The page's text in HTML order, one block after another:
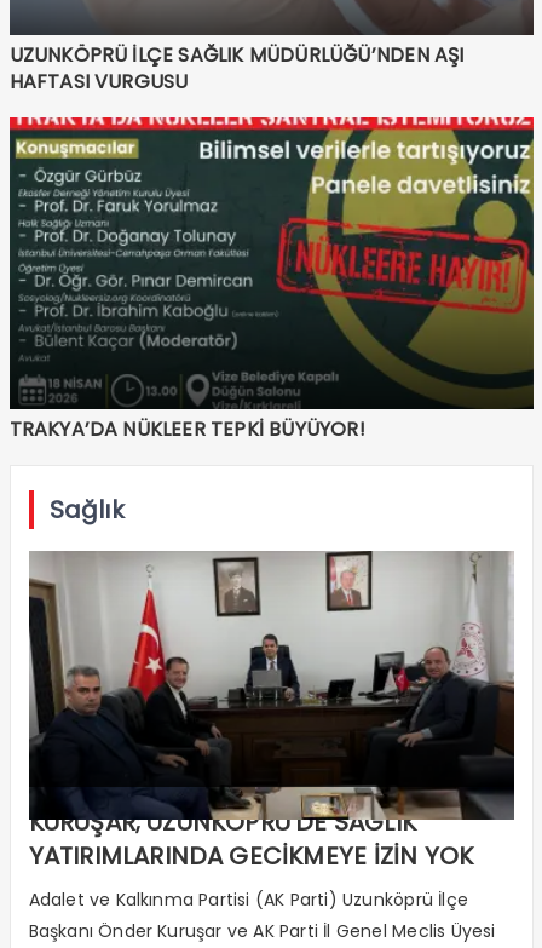
UZUNKÖPRÜ İLÇE SAĞLIK MÜDÜRLÜĞÜ’NDEN AŞI
HAFTASI VURGUSU
TRAKYA’DA NÜKLEER TEPKİ BÜYÜYOR!
Sağlık
KURUŞAR; UZUNKÖPRÜ’DE SAĞLIK
YATIRIMLARINDA GECİKMEYE İZİN YOK
Adalet ve Kalkınma Partisi (AK Parti) Uzunköprü İlçe
Başkanı Önder Kuruşar ve AK Parti İl Genel Meclis Üyesi